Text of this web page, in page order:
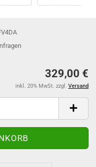
329,00 €
inkl. 20% MwSt. zzgl. Versand